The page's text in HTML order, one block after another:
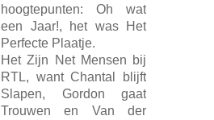
hoogtepunten: Oh wat
een Jaar!, het was Het
Perfecte Plaatje.
Het Zijn Net Mensen bij
RTL, want Chantal blijft
Slapen, Gordon gaat
Trouwen en Van der